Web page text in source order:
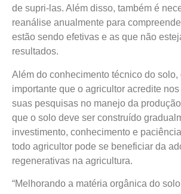
de supri-las. Além disso, também é
reanálise anualmente para
estão sendo efetivas e as que não
resultados.
Além do conhecimento técnico do solo,
importante que o agricultor acredite
suas pesquisas no manejo da
que o solo deve ser construído
investimento, conhecimento e
todo agricultor pode se beneficiar da
regenerativas na agricultura.
“Melhorando a matéria orgânica do